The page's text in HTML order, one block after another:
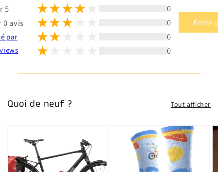
5
0 avis
par
0
0
0
0
Écrire
Quoi de neuf ? Tout afficher